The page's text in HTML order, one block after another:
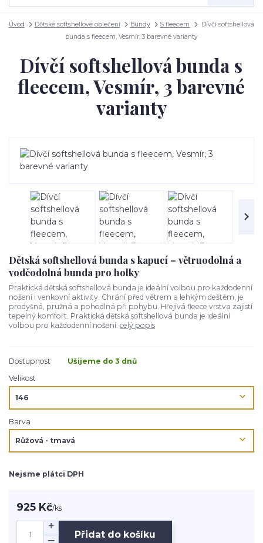
Úvod Dětské softshellové oblečení Bundy S fleecem
Dívčí softshellová
bunda s fleecem, Vesmír, 3 barevné varianty
Dívčí softshellová bunda s
fleecem, Vesmír, 3 barevné
varianty
Dětská softshellová bunda s kapucí – větruodolná a
voděodolná bunda pro holky
Praktická dětská softshellová bunda je ideální volbou pro každodenní
nošení i venkovní aktivity. Chrání před větrem a lehkým deštěm, je
prodyšná, pružná a pohodlná při pohybu. Hřejivá fleece vrstva zajistí
tepelný komfort. Praktická dětská softshellová bunda je ideální
volbou pro každodenní nošení. celý popis
Dostupnost
Ušijeme do 3 dnů
Velikost
Barva
Nejsme plátci DPH
925 Kč/ks
Přidat do košíku